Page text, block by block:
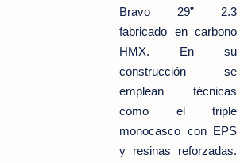
Bravo 29” 2.3
fabricado en carbono
HMX. En su
construcción se
emplean técnicas
como el triple
monocasco con EPS
y resinas reforzadas.